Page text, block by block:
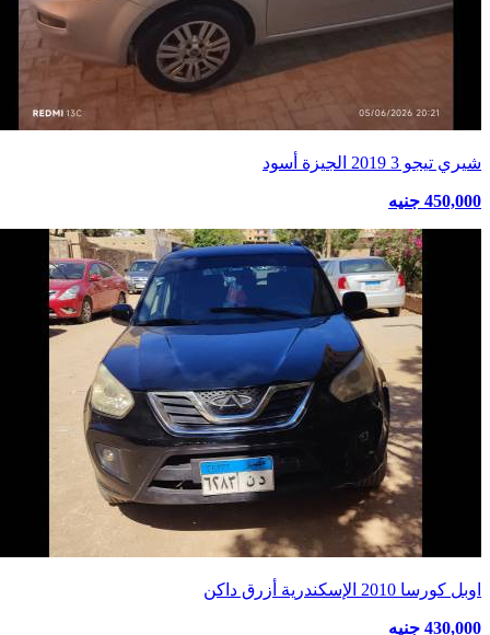
شيري تيجو 3 2019 الجيزة أسود
450,000 جنيه
اوبل كورسا 2010 الإسكندرية أزرق داكن
430,000 جنيه